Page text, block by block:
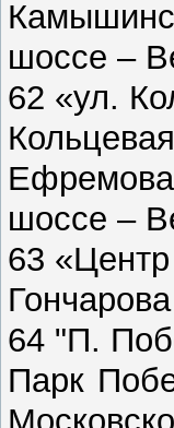
шоссе –
62 «ул.
шоссе –
63
64 "П.
Парк